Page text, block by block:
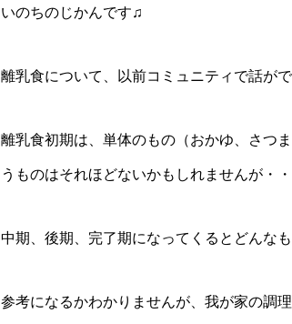
いのちのじかんです♫
離乳食について、以前コミュニティで話が
離乳食初期は、単体のもの（おかゆ、さつ
うものはそれほどないかもしれませんが・・
中期、後期、完了期になってくるとどんな
参考になるかわかりませんが、我が家の調